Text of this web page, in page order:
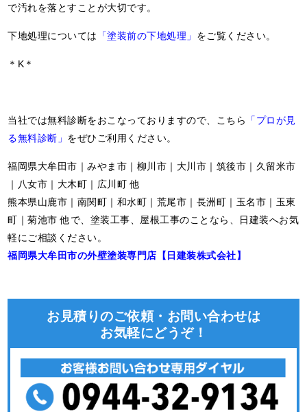
で汚れを落とすことが大切です。
下地処理については 「塗装前の下地処理」 をご覧ください。
＊K＊
当社では無料診断をおこなっておりますので、こちら
「プロが見
る無料診断」 をぜひご利用ください。
福岡県大牟田市｜みやま市｜柳川市｜大川市｜筑後市｜久留米市
｜八女市｜大木町｜広川町 他
熊本県山鹿市｜南関町｜和水町｜荒尾市｜長洲町｜玉名市｜玉東
町｜菊池市 他で、塗装工事、屋根工事のことなら、日建装へお気
軽にご相談ください。
福岡県大牟田市の外壁塗装専門店【日建装株式会社】
お見積りのご依頼・お問い合わせは
お気軽にどうぞ！